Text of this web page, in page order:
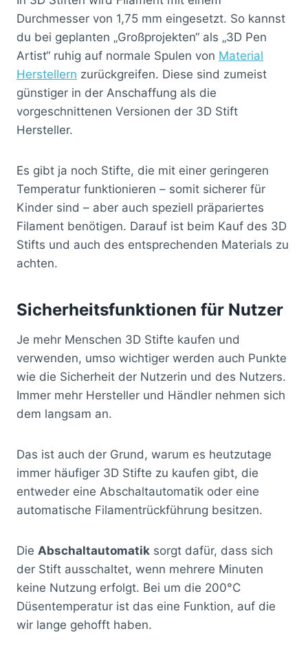
Durchmesser von 1,75 mm eingesetzt. So kannst
du bei geplanten „Großprojekten“ als „3D Pen
Artist“ ruhig auf normale Spulen von Material
Herstellern zurückgreifen. Diese sind zumeist
günstiger in der Anschaffung als die
vorgeschnittenen Versionen der 3D Stift
Hersteller.
Es gibt ja noch Stifte, die mit einer geringeren
Temperatur funktionieren – somit sicherer für
Kinder sind – aber auch speziell präpariertes
Filament benötigen. Darauf ist beim Kauf des 3D
Stifts und auch des entsprechenden Materials zu
achten.
Sicherheitsfunktionen für Nutzer
Je mehr Menschen 3D Stifte kaufen und
verwenden, umso wichtiger werden auch Punkte
wie die Sicherheit der Nutzerin und des Nutzers.
Immer mehr Hersteller und Händler nehmen sich
dem langsam an.
Das ist auch der Grund, warum es heutzutage
immer häufiger 3D Stifte zu kaufen gibt, die
entweder eine Abschaltautomatik oder eine
automatische Filamentrückführung besitzen.
Die Abschaltautomatik sorgt dafür, dass sich
der Stift ausschaltet, wenn mehrere Minuten
keine Nutzung erfolgt. Bei um die 200°C
Düsentemperatur ist das eine Funktion, auf die
wir lange gehofft haben.